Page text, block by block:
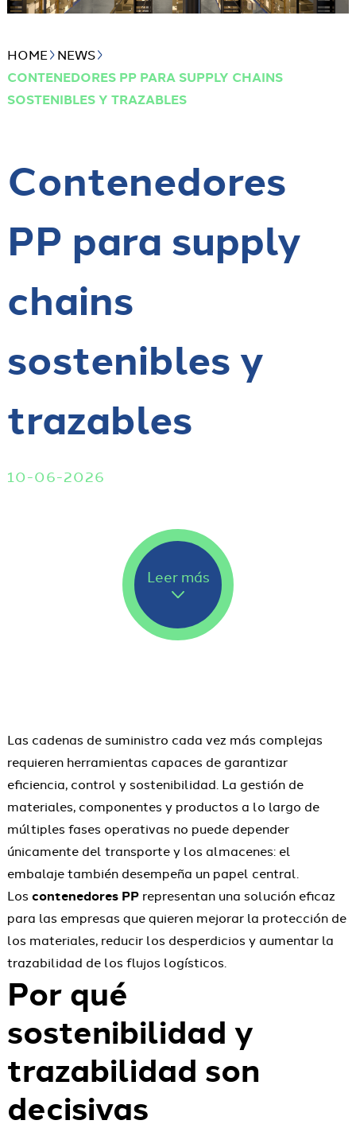
HOME NEWS
CONTENEDORES PP PARA SUPPLY CHAINS
SOSTENIBLES Y TRAZABLES
Contenedores
PP para supply
chains
sostenibles y
trazables
10-06-2026
Leer más
Las cadenas de suministro cada vez más complejas
requieren herramientas capaces de garantizar
eficiencia, control y sostenibilidad. La gestión de
materiales, componentes y productos a lo largo de
múltiples fases operativas no puede depender
únicamente del transporte y los almacenes: el
embalaje también desempeña un papel central.
Los contenedores PPrepresentan una solución eficaz
para las empresas que quieren mejorar la protección de
los materiales, reducir los desperdicios y aumentar la
trazabilidad de los flujos logísticos.
Por qué
sostenibilidad y
trazabilidad son
decisivas